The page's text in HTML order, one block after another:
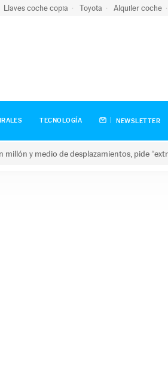
Llaves coche copia Toyota Alquiler coche
TECNOLOGÍA NEWSLETTER
millón y medio de desplazamientos, pide